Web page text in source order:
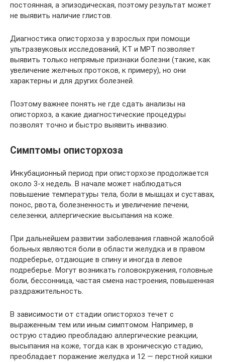
постоянная, а эпизодическая, поэтому результат может
не выявить наличие глистов.
Диагностика описторхоза у взрослых при помощи
ультразвуковых исследований, КТ и МРТ позволяет
выявить только непрямые признаки болезни (такие, как
увеличение желчных протоков, к примеру), но они
характерны и для других болезней.
Поэтому важнее понять не где сдать анализы на
описторхоз, а какие диагностические процедуры
позволят точно и быстро выявить инвазию.
Симптомы описторхоза
Инкубационный период при описторхозе продолжается
около 3-х недель. В начале может наблюдаться
повышение температуры тела, боли в мышцах и суставах,
понос, рвота, болезненность и увеличение печени,
селезенки, аллергические высыпания на коже.
При дальнейшем развитии заболевания главной жалобой
больных являются боли в области желудка и в правом
подреберье, отдающие в спину и иногда в левое
подреберье. Могут возникать головокружения, головные
боли, бессонница, частая смена настроения, повышенная
раздражительность.
В зависимости от стадии описторхоз течет с
выраженным тем или иным симптомом. Например, в
острую стадию преобладаю аллергические реакции,
высыпания на коже, тогда как в хроническую стадию,
преобладает поражение желудка и 12 — перстной кишки